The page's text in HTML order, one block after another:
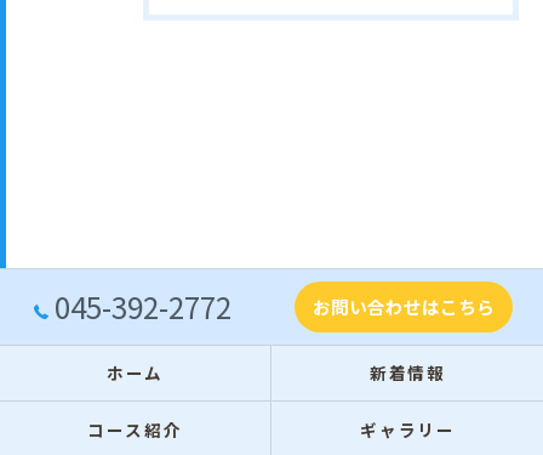
045-392-2772 お問い合わせはこちら
ホーム 新着情報
コース紹介 ギャラリー